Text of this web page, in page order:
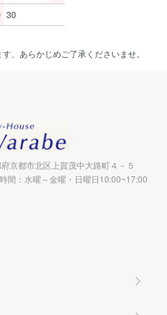
30
、あらかじめご了承くださいませ。
京都市北区上賀茂中大路町４－５
水曜～金曜・日曜日10:00~17:00